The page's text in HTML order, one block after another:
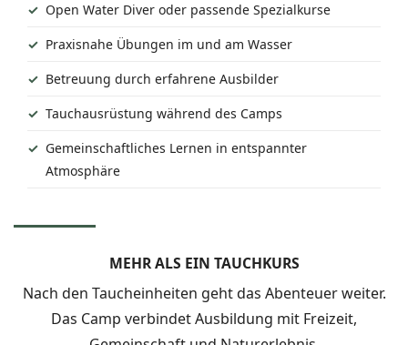
Open Water Diver oder passende Spezialkurse
Praxisnahe Übungen im und am Wasser
Betreuung durch erfahrene Ausbilder
Tauchausrüstung während des Camps
Gemeinschaftliches Lernen in entspannter
Atmosphäre
MEHR ALS EIN TAUCHKURS
Nach den Taucheinheiten geht das Abenteuer weiter.
Das Camp verbindet Ausbildung mit Freizeit,